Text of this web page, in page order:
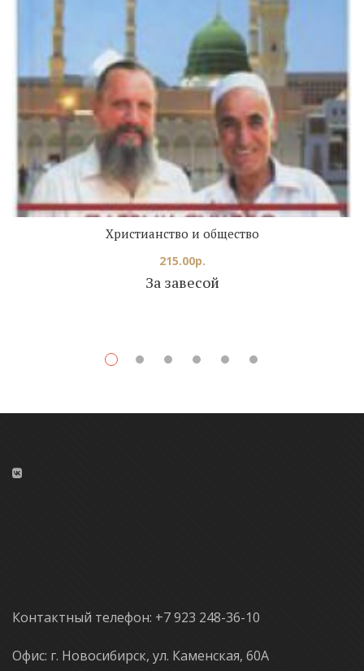
За завесой
Христианство и общество
215.00р.
Контактный телефон: +7 923 248-36-10
Офис: г. Новосибирск, ул. Каменская, 60А